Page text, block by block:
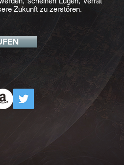
Zukunft zu zerstören.